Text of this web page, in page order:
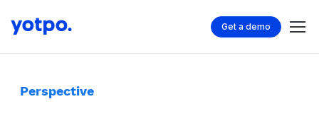
Get a demo
Perspective